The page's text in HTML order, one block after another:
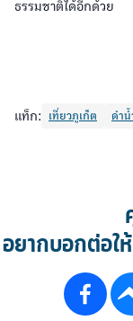
ธรรมชาติได้อีกด้วย
แท็ก: เที่ยวภูเก็ต ดำน้
อยากบอกต่อใ